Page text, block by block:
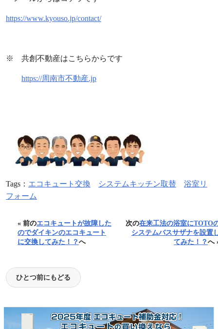
https://www.kyouso.jp/contact/
※ 共創不動産はこちらからです
https://周南市不動産.jp
Tags： エコキュート交換 システムキッチン取替
浴室リ
フォーム
« 前のエコキュートが故障した
のでダイキンのエコキュート
に交換してみた！？へ
次の在来工法の浴室にTOTO
システムバスサザナを設置
てみた！？へ